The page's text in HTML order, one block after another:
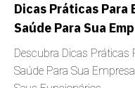
Dicas Práticas Para
Saúde Para Sua
Descubra Dicas Práticas
Saúde Para Sua